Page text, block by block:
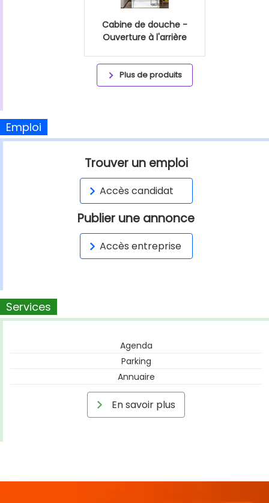
Cabine de douche -
Ouverture à l'arrière
Plus de produits
Emploi
Trouver un emploi
Accès candidat
Publier une annonce
Accès entreprise
Services
Agenda
Parking
Annuaire
En savoir plus